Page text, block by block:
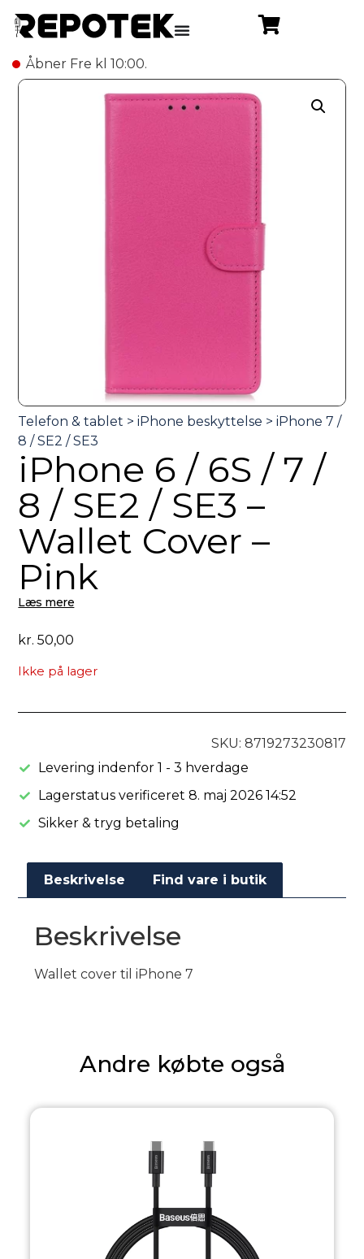
Åbner Fre kl 10:00.
iPhone 6 / 6S / 7 /
8 / SE2 / SE3 –
Wallet Cover –
Pink
Læs mere
kr. 50,00
Ikke på lager
SKU: 8719273230817
Levering indenfor 1 - 3 hverdage
Lagerstatus verificeret 8. maj 2026 14:52
Sikker & tryg betaling
Beskrivelse Find vare i butik
Beskrivelse
Wallet cover til iPhone 7
Andre købte også